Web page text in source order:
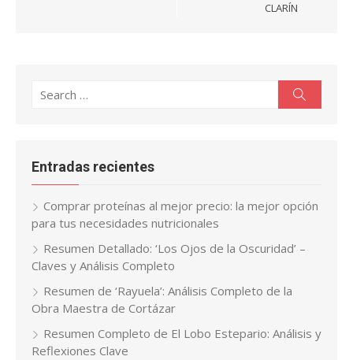
CLARÍN
Search
Entradas recientes
Comprar proteínas al mejor precio: la mejor opción
para tus necesidades nutricionales
Resumen Detallado: ‘Los Ojos de la Oscuridad’ –
Claves y Análisis Completo
Resumen de ‘Rayuela’: Análisis Completo de la
Obra Maestra de Cortázar
Resumen Completo de El Lobo Estepario: Análisis y
Reflexiones Clave